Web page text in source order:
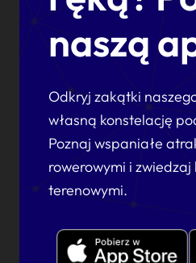
naszą
Odkryj zakątki
własną konstelację
Poznaj wspaniałe
rowerowymi i
terenowymi.